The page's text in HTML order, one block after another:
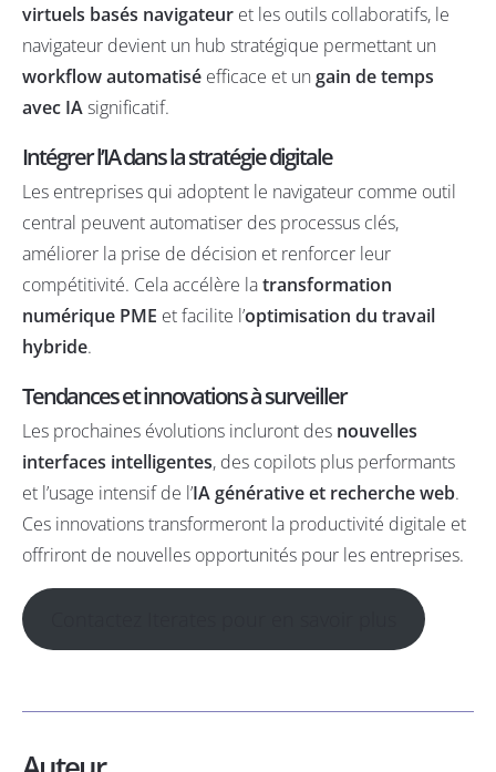
virtuels basés navigateur et les outils collaboratifs, le
navigateur devient un hub stratégique permettant un
workflow automatisé efficace et ungain de temps
avec IAsignificatif.
Intégrer l’IA dans la stratégie digitale
Les entreprises qui adoptent le navigateur comme outil
central peuvent automatiser des processus clés,
améliorer la prise de décision et renforcer leur
compétitivité. Cela accélère latransformation
numérique PME et facilite l’optimisation du travail
hybride.
Tendances et innovations à surveiller
Les prochaines évolutions incluront des nouvelles
interfaces intelligentes, des copilots plus performants
et l’usage intensif de l’IA générative et recherche web.
Ces innovations transformeront la productivité digitale et
offriront de nouvelles opportunités pour les entreprises.